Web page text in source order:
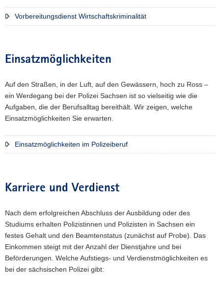
Vorbereitungsdienst Wirtschaftskriminalität
Einsatzmöglichkeiten
Auf den Straßen, in der Luft, auf den Gewässern, hoch zu Ross –
ein Werdegang bei der Polizei Sachsen ist so vielseitig wie die
Aufgaben, die der Berufsalltag bereithält. Wir zeigen, welche
Einsatzmöglichkeiten Sie erwarten.
Einsatzmöglichkeiten im Polizeiberuf
Karriere und Verdienst
Nach dem erfolgreichen Abschluss der Ausbildung oder des
Studiums erhalten Polizistinnen und Polizisten in Sachsen ein
festes Gehalt und den Beamtenstatus (zunächst auf Probe). Das
Einkommen steigt mit der Anzahl der Dienstjahre und bei
Beförderungen. Welche Aufstiegs- und Verdienstmöglichkeiten es
bei der sächsischen Polizei gibt: